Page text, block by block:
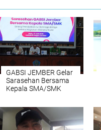
GABSI JEMBER Gelar
Sarasehan Bersama
Kepala SMA/SMK